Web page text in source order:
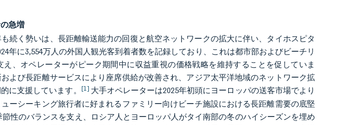
急増
続く勢いは、長距離輸送能力の回復と航空ネットワークの拡大に伴い、タイホスピタ
年に3,554万人の外国人観光客到着者数を記録しており、これは都市部およびビーチリ
、オペレーターがピーク期間中に収益重視の価格戦略を維持することを促していま
よび長距離サービスにより座席供給が改善され、アジア太平洋地域のネットワーク拡
に支援しています。 [1] 大手オペレーターは2025年初頭にヨーロッパの送客市場でより
ーシーキング旅行者に好まれるファミリー向けビーチ施設における長距離需要の底堅
節性のバランスを支え、ロシア人とヨーロッパ人がタイ南部の冬のハイシーズンを埋め